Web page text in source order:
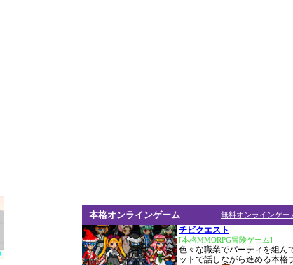
無料オンラインゲー
本格オンラインゲーム
チビクエスト
[本格MMORPG冒険ゲーム]
色々な職業でパーティを組ん
ットで話しながら進める本格